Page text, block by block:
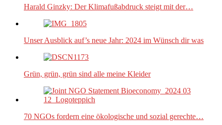
Harald Ginzky: Der Klimafußabdruck steigt mit der…
Unser Ausblick auf’s neue Jahr: 2024 im Wünsch dir was
Grün, grün, grün sind alle meine Kleider
70 NGOs fordern eine ökologische und sozial gerechte…